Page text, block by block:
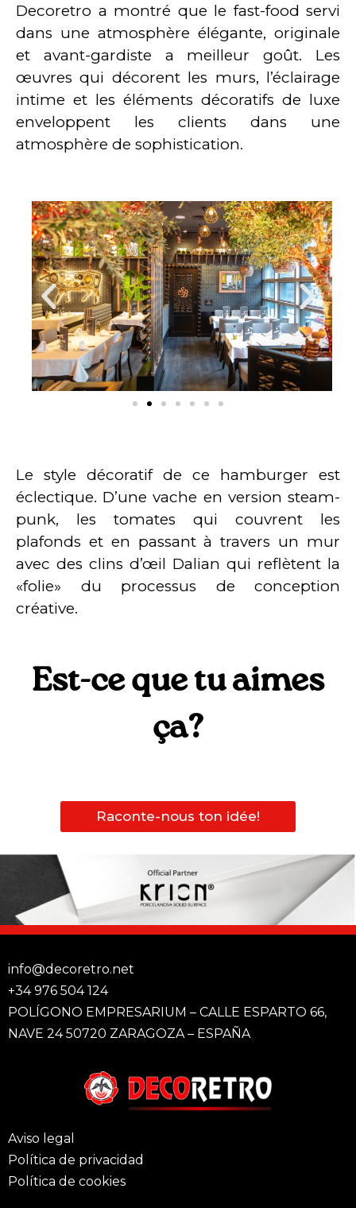
Decoretro a montré que le fast-food servi
dans une atmosphère élégante, originale
et avant-gardiste a meilleur goût. Les
œuvres qui décorent les murs, l’éclairage
intime et les éléments décoratifs de luxe
enveloppent les clients dans une
atmosphère de sophistication.
Le style décoratif de ce hamburger est
éclectique. D’une vache en version steam-
punk, les tomates qui couvrent les
plafonds et en passant à travers un mur
avec des clins d’œil Dalian qui reflètent la
«folie» du processus de conception
créative.
Est-ce que tu aimes
ça?
Raconte-nous ton idée!
info@decoretro.net
+34 976 504 124
POLÍGONO EMPRESARIUM – CALLE ESPARTO 66,
NAVE 24 50720 ZARAGOZA – ESPAÑA
Aviso legal
Política de privacidad
Política de cookies